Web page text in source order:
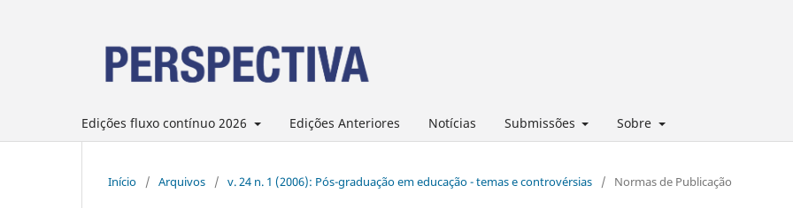
Edições fluxo contínuo 2026 Edições Anteriores Notícias Submissões Sobre
Início / Arquivos / v. 24 n. 1 (2006): Pós-graduação em educação - temas e controvérsias / Normas de Publicação